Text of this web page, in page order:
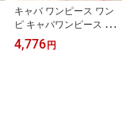
キャバ ワンピース ワン
ピ キャバワンピース レ
ディース パーティードレ
ス 長袖 袖付きドレス メ
4,776 円